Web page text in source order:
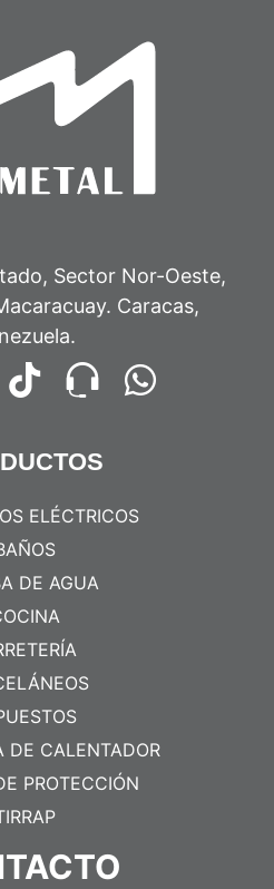
Sector Nor-Oeste,
Caracas,
ELÉCTRICOS
DE AGUA
DE CALENTADOR
PROTECCIÓN